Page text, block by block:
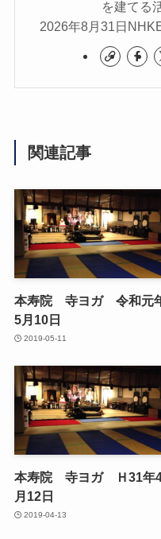
を建てる
2026年8月31日
関連記事
本寿院 寺ヨガ 令和元
5月10日
2019-05-11
本寿院 寺ヨガ Ｈ31年
月12日
2019-04-13